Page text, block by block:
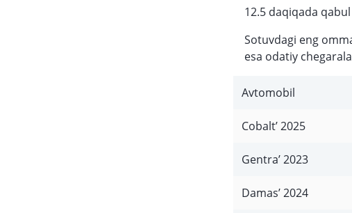
12.5 daqiqada
Sotuvdagi eng
esa odatiy
Avtomobil
Cobalt’ 2025
Gentra’ 2023
Damas’ 2024